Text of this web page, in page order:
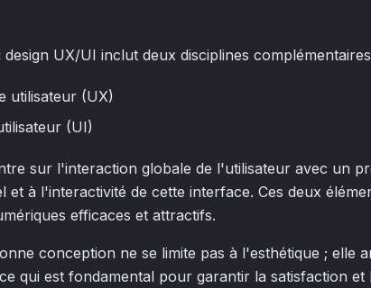
design UX/UI inclut deux disciplines
utilisateur (UX)
(UI)
sur l'interaction globale de l'utilisateur avec un
et à l'interactivité de cette interface. Ces deux
efficaces et attractifs.
conception ne se limite pas à l'esthétique ; elle
qui est fondamental pour garantir la satisfaction et